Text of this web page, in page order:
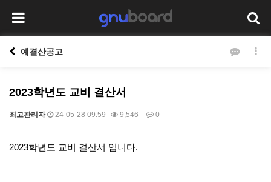
예결산공고
2023학년도 교비 결산서
최고관리자 24-05-28 09:59 9,546 0
본문
2023학년도 교비 결산서 입니다.